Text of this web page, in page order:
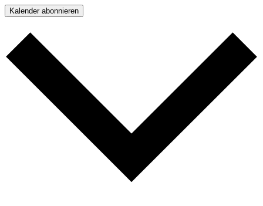
Kalender abonnieren